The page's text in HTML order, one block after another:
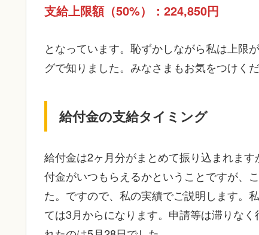
支給上限額（50%）：224,850円
となっています。恥ずかしながら私は上限
グで知りました。みなさまもお気をつけくだ
給付金の支給タイミング
給付金は2ヶ月分がまとめて振り込まれま
付金がいつもらえるかということですが、
た。ですので、私の実績でご説明します。
ては3月からになります。申請等は滞りな